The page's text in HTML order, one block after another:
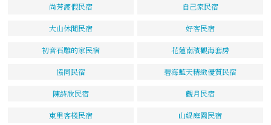
尚芳渡假民宿 自己家民宿
大山休閒民宿 好客民宿
初音石雕的家民宿 花蓮南濱觀海套房
協同民宿 碧海藍天精緻優質民宿
陳詩欣民宿 觀月民宿
東里客棧民宿 山緹庭園民宿